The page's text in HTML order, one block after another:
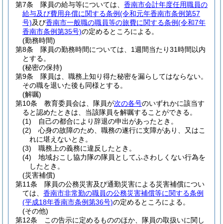
第7条
隊員の給与等については、 香南市会計年度任用職員の
給与及び費用弁償に関する条例(令和元年香南市条例第57
号)及び香南市一般職の職員等の旅費に関する条例(令和7年
香南市条例第35号)の定めるところによる。
(勤務時間)
第8条
隊員の勤務時間については、1週間当たり31時間以内
とする。
(秘密の保持)
第9条
隊員は、職務上知り得た秘密を漏らしてはならない。
その職を退いた後も同様とする。
(解嘱)
第10条
教育委員会は、隊員が次の各号のいずれかに該当す
ると認めたときは、当該隊員を解嘱することができる。
(1)
自己の都合により辞退の申出があったとき。
(2)
心身の故障のため、職務の遂行に支障があり、又はこ
れに堪えないとき。
(3)
職務上の義務に違反したとき。
(4)
地域おこし協力隊の隊員としてふさわしくない行為を
したとき。
(災害補償)
第11条
隊員の公務災害及び通勤災害による災害補償につい
ては、 香南市非常勤の職員の公務災害補償等に関する条例
(平成18年香南市条例第36号)の定めるところによる。
(その他)
第12条
この告示に定めるもののほか、隊員の取扱いに関し